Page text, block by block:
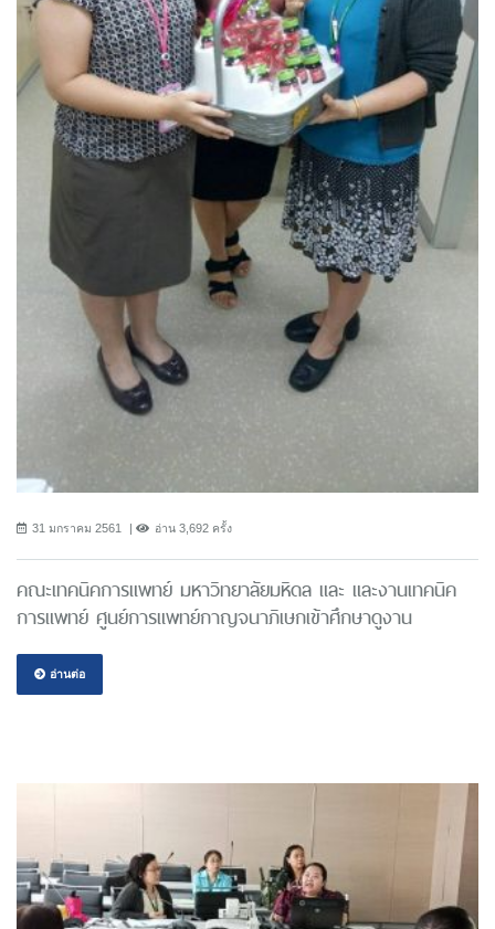
31 มกราคม 2561 อ่าน 3,692 ครั้ง
คณะเทคนิคการแพทย์ มหาวิทยาลัยมหิดล และ และงานเทคนิค
การแพทย์ ศูนย์การแพทย์กาญจนาภิเษกเข้าศึกษาดูงาน
อ่านต่อ